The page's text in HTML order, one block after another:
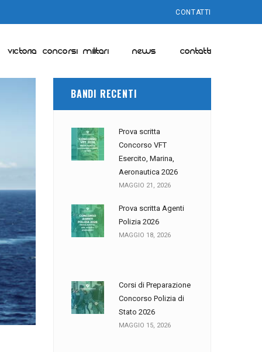
CONTATTI
VICTORIA CONCORSI MILITARI NEWS CONTATTI
BANDI RECENTI
Prova scritta
Concorso VFT
Esercito, Marina,
Aeronautica 2026
MAGGIO 21, 2026
Prova scritta Agenti
Polizia 2026
MAGGIO 18, 2026
Corsi di Preparazione
Concorso Polizia di
Stato 2026
MAGGIO 15, 2026